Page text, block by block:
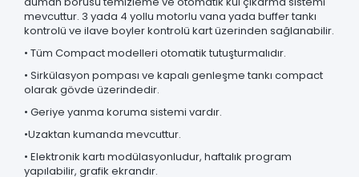
mevcuttur. 3 yada 4 yollu motorlu vana yada buffer tankı
kontrolü ve ilave boyler kontrolü kart üzerinden sağlanabilir.
• Tüm Compact modelleri otomatik tutuşturmalıdır.
• Sirkülasyon pompası ve kapalı genleşme tankı compact
olarak gövde üzerindedir.
• Geriye yanma koruma sistemi vardır.
•Uzaktan kumanda mevcuttur.
• Elektronik kartı modülasyonludur, haftalık program
yapılabilir, grafik ekrandır.